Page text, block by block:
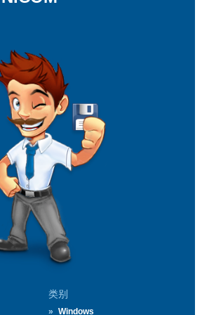
类别
Windows